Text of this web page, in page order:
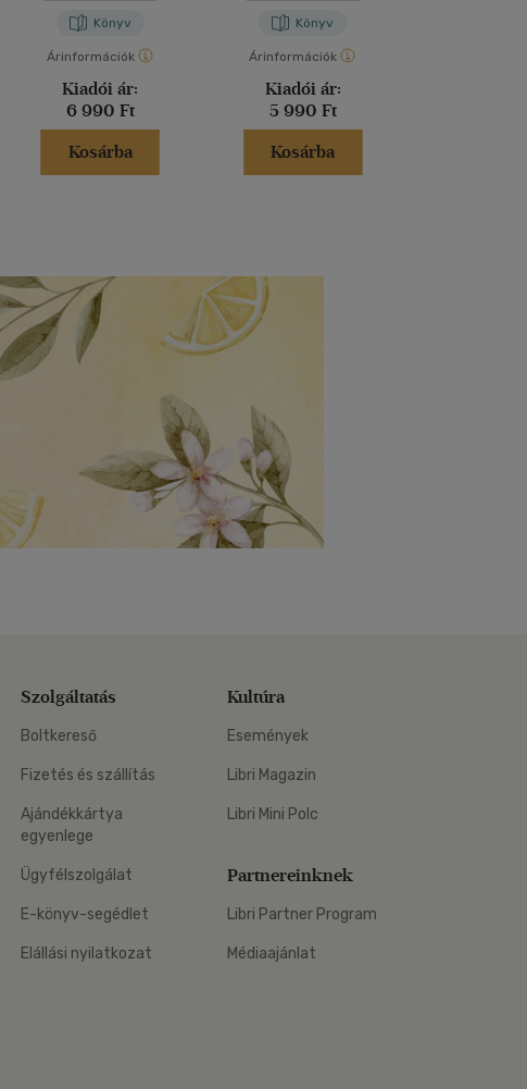
Könyv
Árinformációk
Kiadói ár:
6 990 Ft
Kosárba
Könyv
Árinformációk
Kiadói ár:
5 990 Ft
Kosárba
Szolgáltatás
Boltkereső
Fizetés és szállítás
Ajándékkártya
egyenlege
Ügyfélszolgálat
E-könyv-segédlet
Elállási nyilatkozat
Kultúra
Események
Libri Magazin
Libri Mini Polc
Partnereinknek
Libri Partner Program
Médiaajánlat